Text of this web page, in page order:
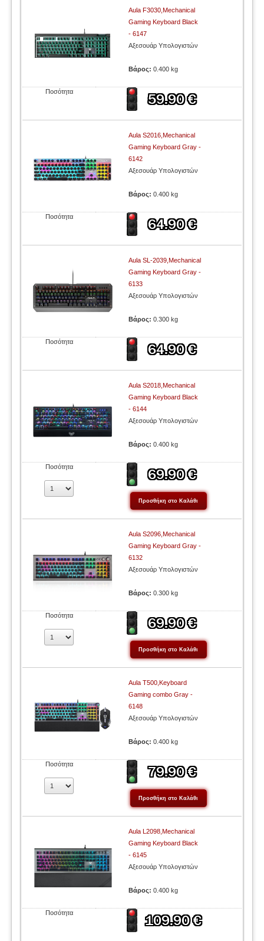
Aula F3030,Mechanical
Gaming Keyboard Black
- 6147
Αξεσουάρ Υπολογιστών
Βάρος:0.400 kg
Ποσότητα
Aula S2016,Mechanical
Gaming Keyboard Gray -
6142
Αξεσουάρ Υπολογιστών
Βάρος:0.400 kg
Ποσότητα
Aula SL-2039,Mechanical
Gaming Keyboard Gray -
6133
Αξεσουάρ Υπολογιστών
Βάρος:0.300 kg
Ποσότητα
Aula S2018,Mechanical
Gaming Keyboard Black
- 6144
Αξεσουάρ Υπολογιστών
Βάρος:0.400 kg
Ποσότητα
Aula S2096,Mechanical
Gaming Keyboard Gray -
6132
Αξεσουάρ Υπολογιστών
Βάρος:0.300 kg
Ποσότητα
Aula T500,Keyboard
Gaming combo Gray -
6148
Αξεσουάρ Υπολογιστών
Βάρος:0.400 kg
Ποσότητα
Aula L2098,Mechanical
Gaming Keyboard Black
- 6145
Αξεσουάρ Υπολογιστών
Βάρος:0.400 kg
Ποσότητα